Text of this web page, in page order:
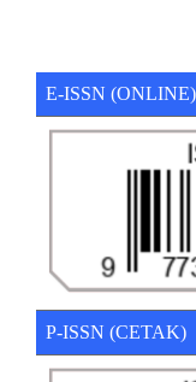
E-ISSN (ONLINE)
P-ISSN (CETAK)